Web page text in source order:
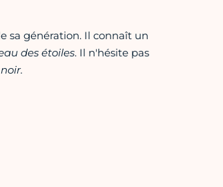
sa génération. Il connaît un
des étoiles. Il n'hésite pas